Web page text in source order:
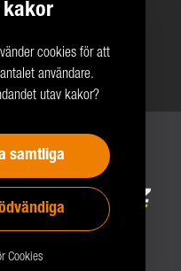
Bil Företagen
kakor
cookies för att
användare.
utav kakor?
samtliga
Cookies